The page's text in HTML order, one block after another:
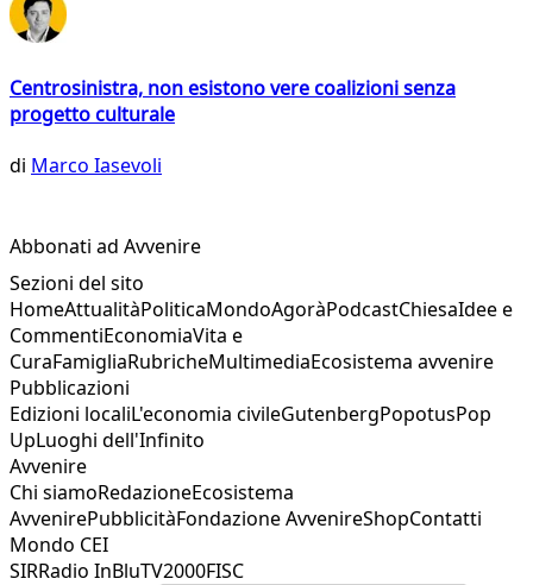
Centrosinistra, non esistono vere coalizioni senza
progetto culturale
di Marco Iasevoli
Abbonati ad Avvenire
Sezioni del sito
HomeAttualitàPoliticaMondoAgoràPodcastChiesaIdee e
CommentiEconomiaVita e
CuraFamigliaRubricheMultimediaEcosistema avvenire
Pubblicazioni
Edizioni localiL'economia civileGutenbergPopotusPop
UpLuoghi dell'Infinito
Avvenire
Chi siamoRedazioneEcosistema
AvvenirePubblicitàFondazione AvvenireShopContatti
Mondo CEI
SIRRadio InBluTV2000FISC